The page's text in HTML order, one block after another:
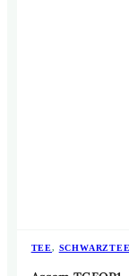
TEE, SCHWARZTEE